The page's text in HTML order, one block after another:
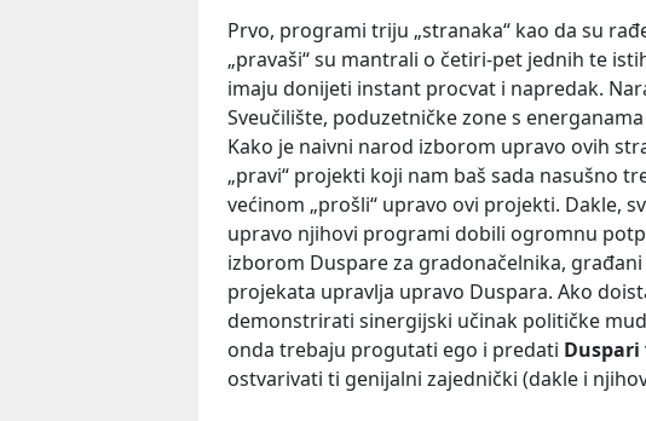
Prvo, programi triju „stranaka“ kao da su
„pravaši“ su mantrali o četiri-pet jednih te
imaju donijeti instant procvat i napredak.
Sveučilište, poduzetničke zone s
Kako je naivni narod izborom upravo ovih
„pravi“ projekti koji nam baš sada nasušno
većinom „prošli“ upravo ovi projekti. Dakle,
upravo njihovi programi dobili ogromnu
izborom Duspare za gradonačelnika,
projekata upravlja upravo Duspara. Ako
demonstrirati sinergijski učinak političke
onda trebaju progutati ego i predati
ostvarivati ti genijalni zajednički (dakle i